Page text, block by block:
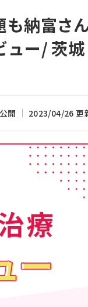
も納富さ
ュー/ 茨城
開 2023/04/26 更